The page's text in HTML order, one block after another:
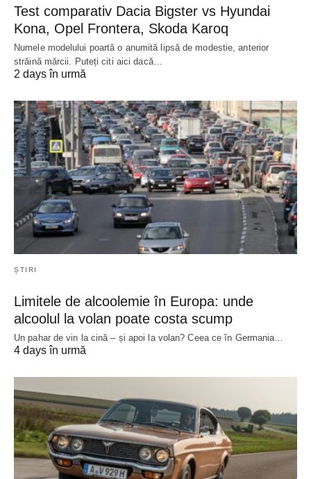
Test comparativ Dacia Bigster vs Hyundai
Kona, Opel Frontera, Skoda Karoq
Numele modelului poartă o anumită lipsă de modestie, anterior
străină mărcii. Puteți citi aici dacă…
2 days în urmă
ȘTIRI
Limitele de alcoolemie în Europa: unde
alcoolul la volan poate costa scump
Un pahar de vin la cină – și apoi la volan? Ceea ce în Germania…
4 days în urmă